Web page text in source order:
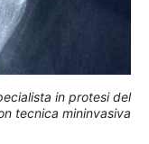
in protesi del
tecnica mininvasiva